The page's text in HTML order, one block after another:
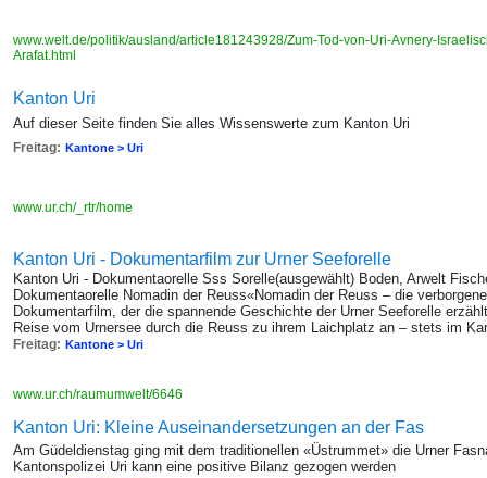
www.welt.de/politik/ausland/article181243928/Zum-Tod-von-Uri-Avnery-
Arafat.html
Kanton Uri
Auf dieser Seite finden Sie alles Wissenswerte zum Kanton Uri
Freitag: Kantone > Uri
www.ur.ch/_rtr/home
Kanton Uri - Dokumentarfilm zur Urner Seeforelle
Kanton Uri - Dokumentaorelle Sss Sorelle(ausgewählt) Boden, Arwelt
Dokumentaorelle Nomadin der Reuss«Nomadin der Reuss – die
Dokumentarfilm, der die spannende Geschichte der Urner Seeforelle
Reise vom Urnersee durch die Reuss zu ihrem Laichplatz an – stets im
Freitag: Kantone > Uri
www.ur.ch/raumumwelt/6646
Kanton Uri: Kleine Auseinandersetzungen an der Fas
Am Güdeldienstag ging mit dem traditionellen «Üstrummet» die Urner
Kantonspolizei Uri kann eine positive Bilanz gezogen werden